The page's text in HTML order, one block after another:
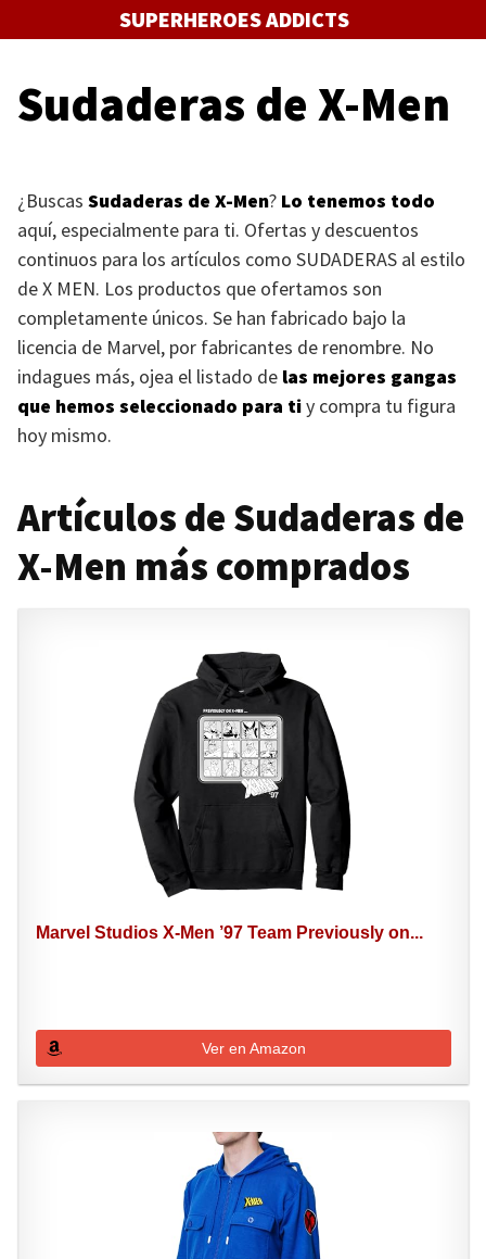
al
SUPERHEROES ADDICTS
Sudaderas de X-Men
¿Buscas Sudaderas de X-Men? Lo tenemos todo
aquí, especialmente para ti. Ofertas y descuentos
continuos para los artículos como SUDADERAS al estilo
deX MEN. Los productos que ofertamos son
completamente únicos. Se han fabricado bajo la
licencia de Marvel, por fabricantes de renombre. No
indagues más, ojea el listado de las mejores gangas
que hemos seleccionado para tiy compra tu figura
hoy mismo.
Artículos de Sudaderas de
X-Men más comprados
Marvel Studios X-Men ’97 Team Previously on...
Ver en Amazon